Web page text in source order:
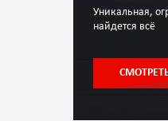
Уникальная,
найдется всё